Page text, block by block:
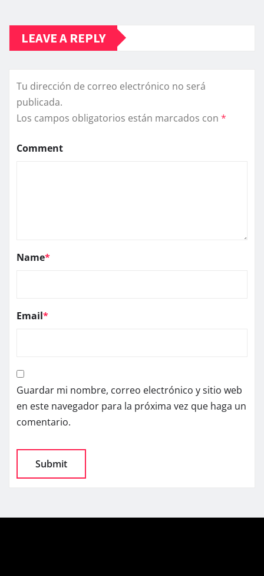
LEAVE A REPLY
Tu dirección de correo electrónico no será
publicada.
Los campos obligatorios están marcados con *
Comment
Name*
Email*
Guardar mi nombre, correo electrónico y sitio web
en este navegador para la próxima vez que haga un
comentario.